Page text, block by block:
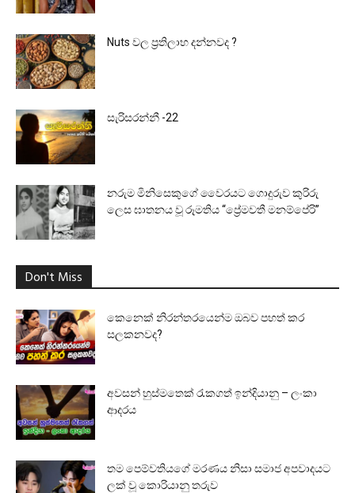
Nuts වල ප්‍රතිලාභ දන්නවද ?
සැරිසරන්නී -22
නරුම මිනිසෙකුගේ වෛරයට ගොදුරුව කුරිරු
ලෙස ඝාතනය වූ රූමතිය “ප්‍රේමවතී මනම්පේරි”
Don't Miss
කෙනෙක් නිරන්තරයෙන්ම ඔබව පහත් කර
සලකනවද?
අවසන් හුස්මතෙක් රැකගත් ඉන්දියානු – ලංකා
ආදරය
තම පෙම්වතියගේ මරණය නිසා සමාජ අපවාදයට
ලක් වූ කොරියානු තරුව